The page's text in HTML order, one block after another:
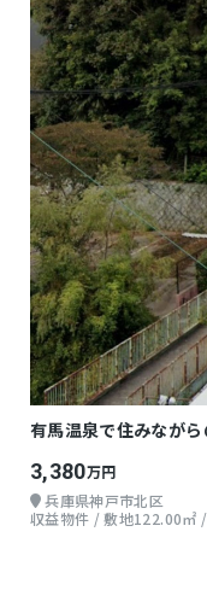
有馬温泉で住みなが
3,380万円
兵庫県神戸市北区
収益物件 / 敷地122.00㎡